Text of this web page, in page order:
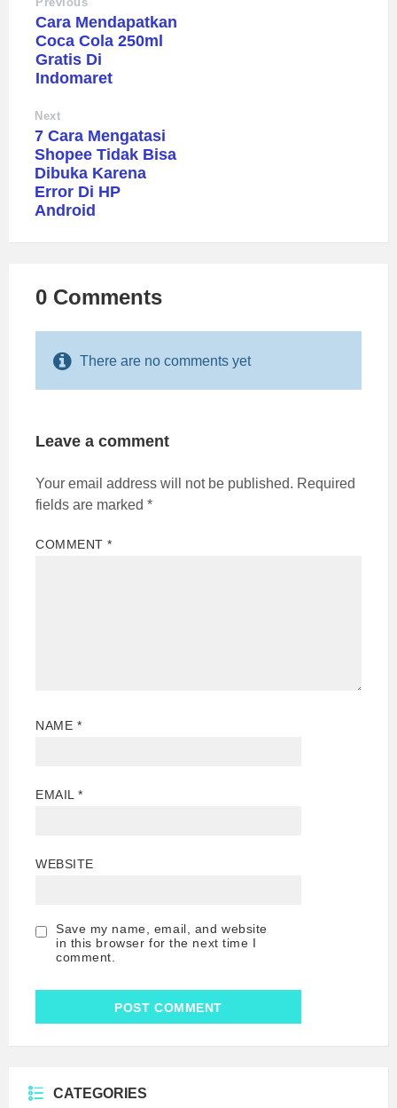
Cara Mendapatkan
Coca Cola 250ml
Gratis Di
Indomaret
Next
7 Cara Mengatasi
Shopee Tidak Bisa
Dibuka Karena
Error Di HP
Android
0 Comments
There are no comments yet
Leave a comment
Your email address will not be published. Required
fields are marked *
COMMENT*
NAME *
EMAIL*
WEBSITE
Save my name, email, and website
in this browser for the next time I
comment.
CATEGORIES